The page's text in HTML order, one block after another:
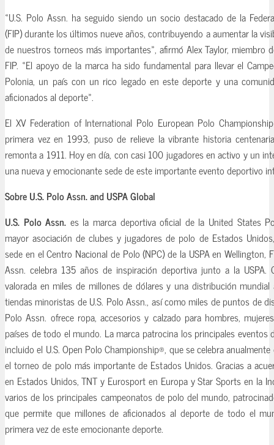
«U.S. Polo Assn. ha seguido siendo un socio destacado de la
(FIP) durante los últimos nueve años, contribuyendo a aumentar la
de nuestros torneos más importantes», afirmó Alex Taylor, miembro
FIP. «El apoyo de la marca ha sido fundamental para llevar el
Polonia, un país con un rico legado en este deporte y una
aficionados al deporte».
El XV Federation of International Polo European Polo
primera vez en 1993, puso de relieve la vibrante historia
remonta a 1911. Hoy en día, con casi 100 jugadores en activo y un
una nueva y emocionante sede de este importante evento deportivo
Sobre U.S. Polo Assn. and USPA Global
U.S. Polo Assn. es la marca deportiva oficial de la United States
mayor asociación de clubes y jugadores de polo de Estados
sede en el Centro Nacional de Polo (NPC) de la USPA en Wellington,
Assn. celebra 135 años de inspiración deportiva junto a la USPA.
valorada en miles de millones de dólares y una distribución
tiendas minoristas de U.S. Polo Assn., así como miles de puntos de
Polo Assn. ofrece ropa, accesorios y calzado para hombres,
países de todo el mundo. La marca patrocina los principales
incluido el U.S. Open Polo Championship®, que se celebra
el torneo de polo más importante de Estados Unidos. Gracias a
en Estados Unidos, TNT y Eurosport en Europa y Star Sports en la
varios de los principales campeonatos de polo del mundo,
que permite que millones de aficionados al deporte de todo el
primera vez de este emocionante deporte.